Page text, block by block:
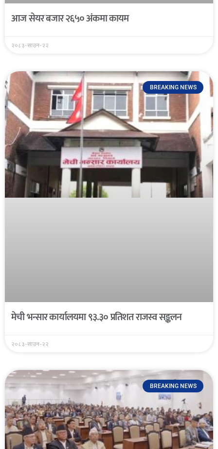
आज सेयर बजार २६५० अंकमा कायम
२०८३-साउन-२२
BREAKING NEWS
मेची भन्सार कार्यालयमा ९३.३० प्रतिशत राजस्व सङ्कलन
२०८३-साउन-२२
BREAKING NEWS